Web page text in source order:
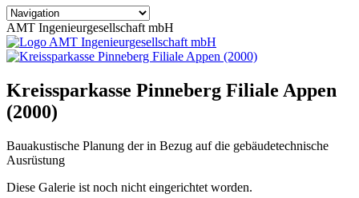
AMT Ingenieurgesellschaft mbH
Kreissparkasse Pinneberg Filiale Appen
(2000)
Bauakustische Planung der in Bezug auf die gebäudetechnische
Ausrüstung
Diese Galerie ist noch nicht eingerichtet worden.